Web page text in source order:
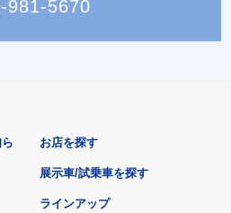
981-5670
お店を探す
展示車/試乗車を探す
ラインアップ